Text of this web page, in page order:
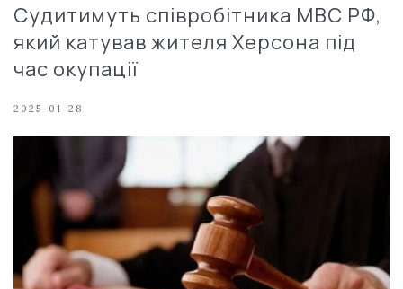
Судитимуть співробітника МВС РФ,
який катував жителя Херсона під
час окупації
2025-01-28